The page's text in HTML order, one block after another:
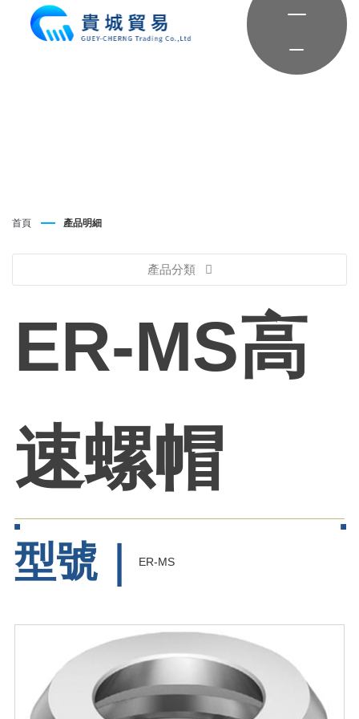
首頁 產品明細
產品分類
ER-MS高
速螺帽
型號｜ ER-MS